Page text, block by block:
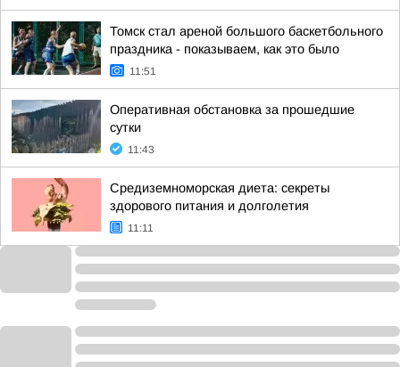
Томск стал ареной большого баскетбольного
праздника - показываем, как это было
11:51
Оперативная обстановка за прошедшие
сутки
11:43
Средиземноморская диета: секреты
здорового питания и долголетия
11:11